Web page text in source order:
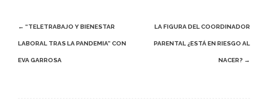
Post
navigation
← “TELETRABAJO Y BIENESTAR
LABORAL TRAS LA PANDEMIA” CON
EVA GARROSA
LA FIGURA DEL COORDINADOR
PARENTAL ¿ESTÁ EN RIESGO AL
NACER? →